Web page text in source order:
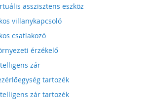
asszisztens eszköz
villanykapcsoló
csatlakozó
érzékelő
zár
tartozék
zár tartozék